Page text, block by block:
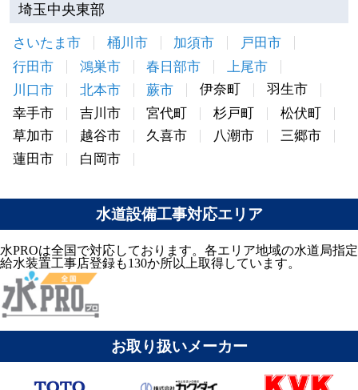
埼玉中央東部
さいたま市 桶川市 加須市
戸田市
行田市
鴻巣市 春日部市
上尾市
川口市
北本市 蕨市 伊奈町
羽生市
幸手市
吉川市 宮代町 杉戸町
松伏町
草加市
越谷市 久喜市 八潮市
三郷市
蓮田市
白岡市
水道設備工事対応エリア
水PROは全国で対応しております。各エリア地域の水道局指定
給水装置工事店登録も130か所以上取得しています。
お取り扱いメーカー